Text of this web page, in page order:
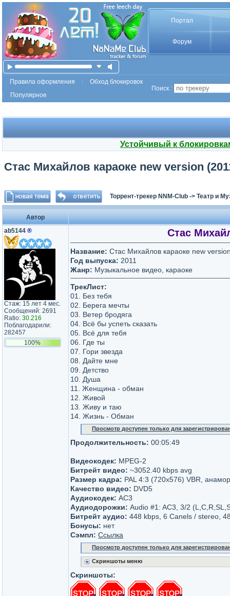
Портал
Форум
Правила оформления
Обход блокировок
Популярное
Поиск :
Устойчивый к
Стас Михайлов караоке new version
Торрент-трекер NNM-Club -> Театр и
Автор
ab5144 ®
Стаж: 15 лет 4 мес.
Сообщений: 2691
Ratio: 30.216
Поблагодарили:
282457
100%
Стас
Название: Стас Михайлов караоке new
Год выпуска: 2011
Жанр: Музыкальное видео, караоке
ТрекЛист:
01. Без тебя
02. Берега мечты
03. Ветер бродяга
04. Всё бы успеть сказать
05. Всё для тебя
06. Где ты
07. Гори звезда
08. Дайте мне
09. Детство
10. Душа
11. Женщина - обман
12. Живой
13. Живу и таю
14. Жизнь - Обман
Просмотр доступен только для
Продолжительность: 00:05:49
Видеокодек: MPEG-2
Битрейт видео: ~3052.40 kbps avg
Размер кадра: PAL 4:3 (720x576) VBR,
Качество видео: DVD5
Аудиокодек: AC3
Аудиодорожки: Audio #1: AC3, 3/2
Битрейт аудио: 448 kbps, 6 Canels / stereo,
Бонусы: нет
Сэмпл: Ссылка
Просмотр доступен только для
Скриншоты меню
Скриншоты: